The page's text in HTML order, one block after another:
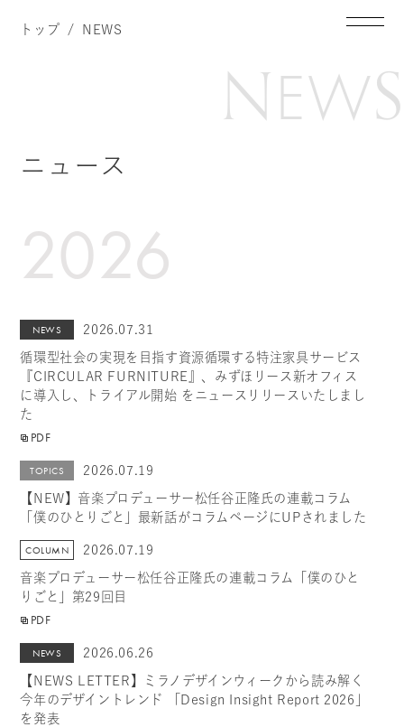
トップ NEWS
NEWS
ニュース
2026
NEWS 2026.07.31
循環型社会の実現を目指す資源循環する特注家具サービス
『CIRCULAR FURNITURE』、みずほリース新オフィス
に導入し、トライアル開始 をニュースリリースいたしまし
た
PDF
TOPICS 2026.07.19
【NEW】音楽プロデューサー松任谷正隆氏の連載コラム
「僕のひとりごと」最新話がコラムページにUPされました
COLUMN 2026.07.19
音楽プロデューサー松任谷正隆氏の連載コラム「僕のひと
りごと」第29回目
PDF
NEWS 2026.06.26
【NEWS LETTER】ミラノデザインウィークから読み解く
今年のデザイントレンド 「Design Insight Report 2026」
を発表